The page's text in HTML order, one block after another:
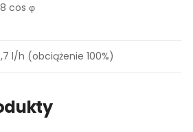
cos φ
l/h (obciążenie 100%)